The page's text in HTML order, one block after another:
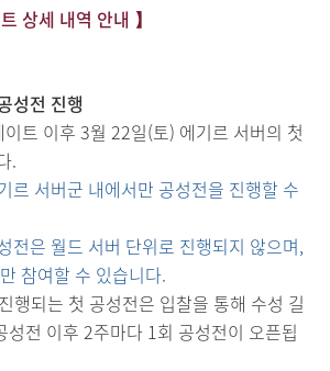
상세 내역 안내 】
성전 진행
트 이후 3월 22일(토) 에기르 서버의 첫
.
르 서버군 내에서만 공성전을 진행할 수
전은 월드 서버 단위로 진행되지 않으며,
참여할 수 있습니다.
행되는 첫 공성전은 입찰을 통해 수성 길
성전 이후 2주마다 1회 공성전이 오픈됩